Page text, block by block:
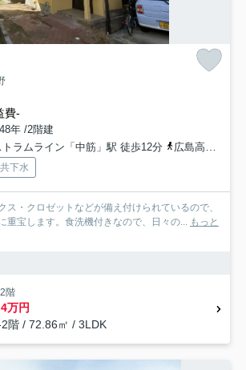
費-
年 /2階建
ラムライン「中筋」駅 徒歩12分
広島高速交通アストラムライン「古市」駅 徒歩17分
下水
ス・クロゼットなどが備え付けられているので、
重宝します。食洗機付きなので、日々の... もっと
階
万円
2階 / 72.86㎡ / 3LDK